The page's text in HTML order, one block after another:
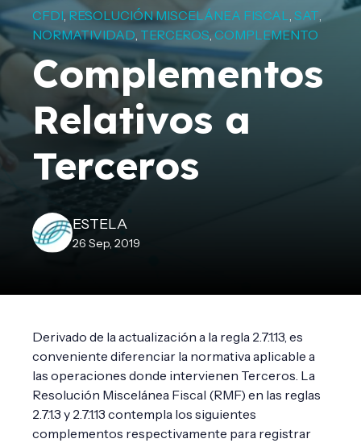
CFDI, RESOLUCIÓN MISCELÁNEA FISCAL, SAT,
NORMATIVIDAD, TERCEROS, COMPLEMENTO
Complementos
Relativos a
Terceros
ESTELA
26 Sep, 2019
Derivado de la actualización a la regla 2.7.1.13, es
conveniente diferenciar la normativa aplicable a
las operaciones donde intervienen Terceros. La
Resolución Miscelánea Fiscal (RMF) en las reglas
2.7.1.3 y 2.7.1.13 contempla los siguientes
complementos respectivamente para registrar